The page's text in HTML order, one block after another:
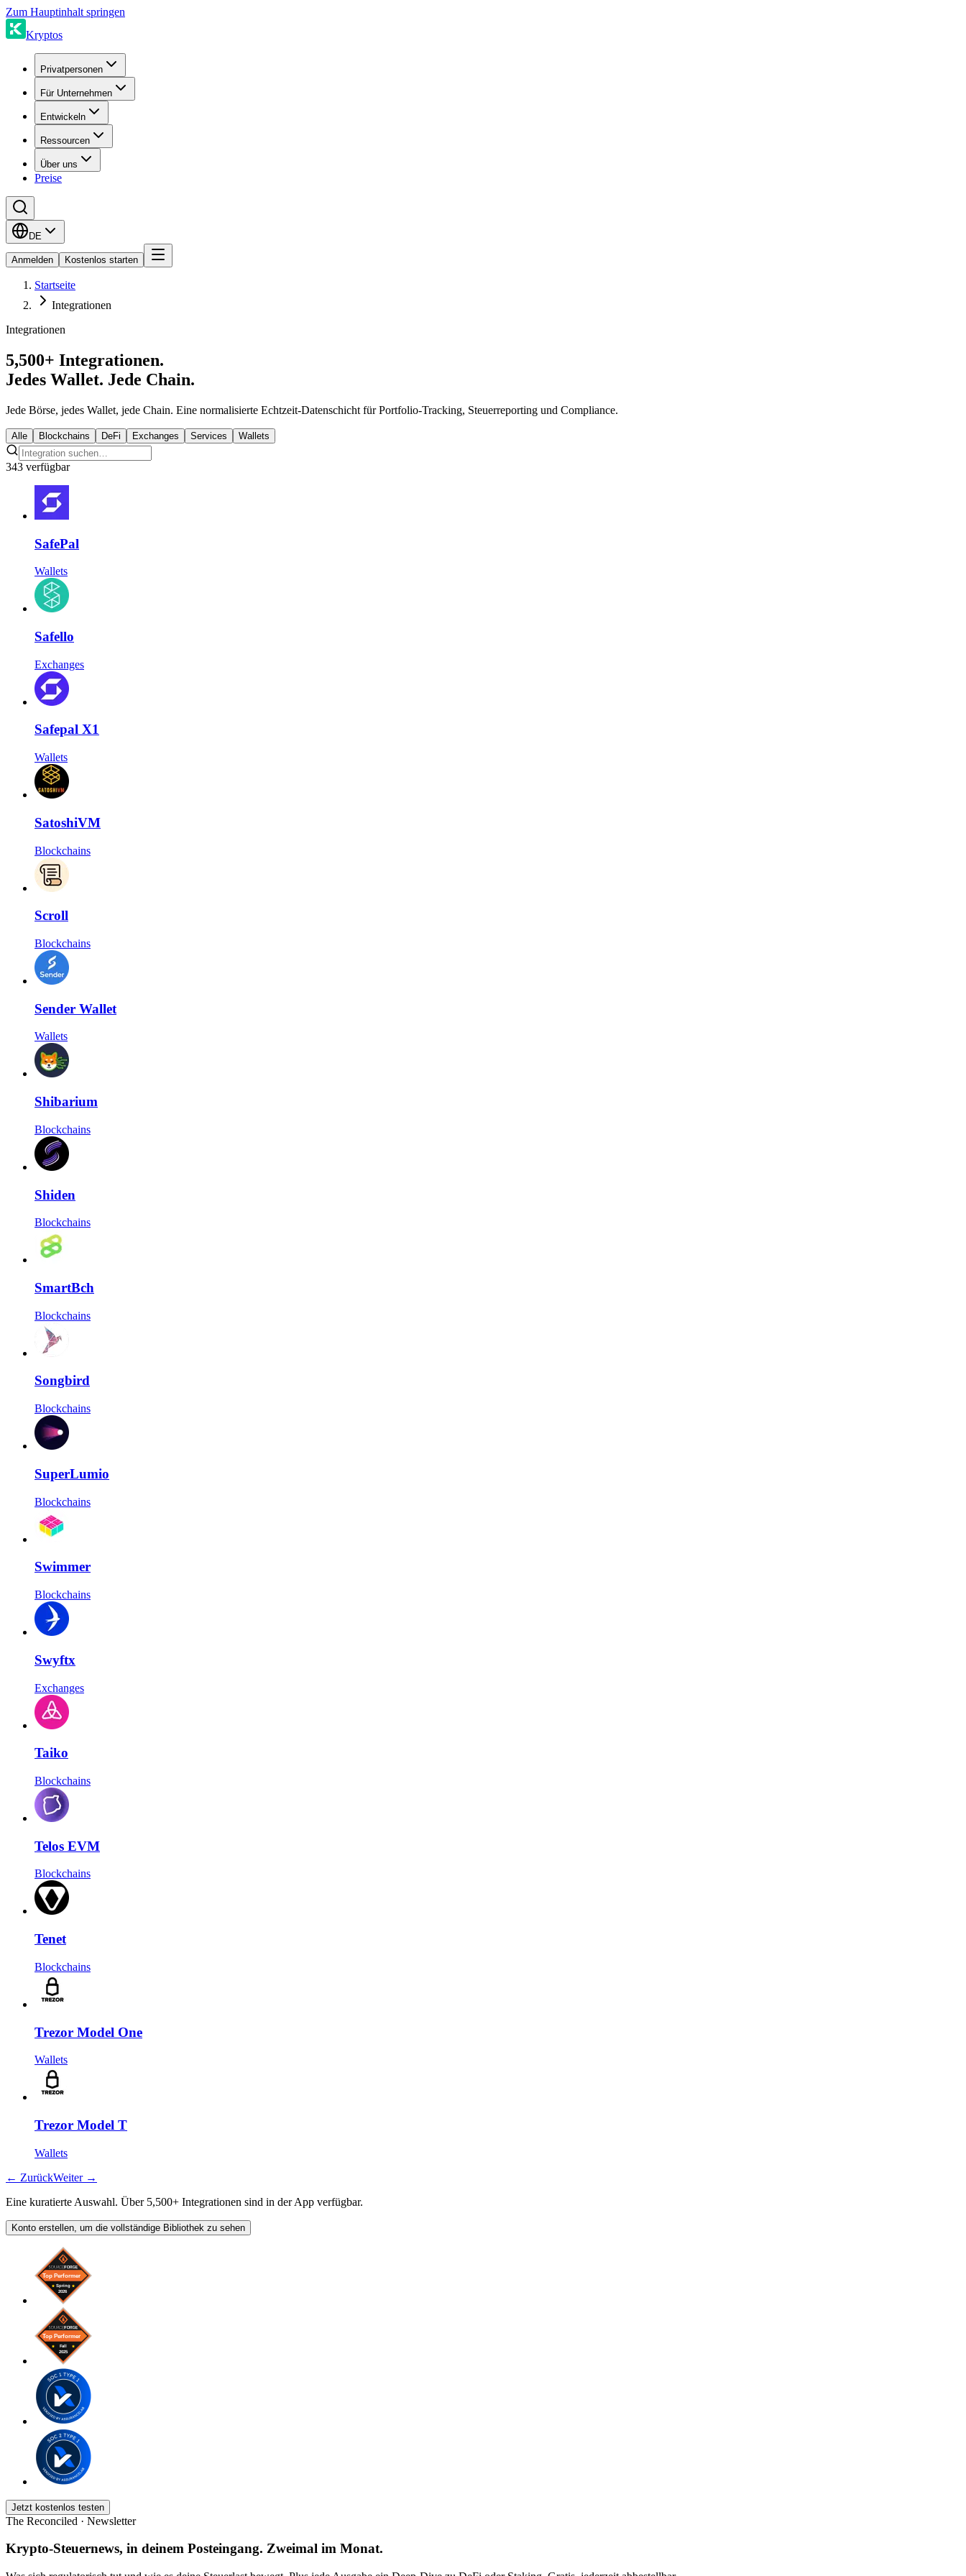
Zum Hauptinhalt springen
Kryptos
Privatpersonen
Für Unternehmen
Entwickeln
Ressourcen
Über uns
Preise
DE
Anmelden Kostenlos starten
Startseite
Integrationen
Integrationen
5,500+ Integrationen.
Jedes Wallet. Jede Chain.
Jede Börse, jedes Wallet, jede Chain. Eine normalisierte Echtzeit-Datenschicht für Portfolio-Tracking, Steuerreporting und Compliance.
Alle Blockchains DeFi Exchanges Services Wallets
343 verfügbar
SafePal
Wallets
Safello
Exchanges
Safepal X1
Wallets
SatoshiVM
Blockchains
Scroll
Blockchains
Sender Wallet
Wallets
Shibarium
Blockchains
Shiden
Blockchains
SmartBch
Blockchains
Songbird
Blockchains
SuperLumio
Blockchains
Swimmer
Blockchains
Swyftx
Exchanges
Taiko
Blockchains
Telos EVM
Blockchains
Tenet
Blockchains
Trezor Model One
Wallets
Trezor Model T
Wallets
← ZurückWeiter →
Eine kuratierte Auswahl. Über 5,500+ Integrationen sind in der App verfügbar.
Konto erstellen, um die vollständige Bibliothek zu sehen
Jetzt kostenlos testen
The Reconciled · Newsletter
Krypto-Steuernews, in deinem Posteingang. Zweimal im Monat.